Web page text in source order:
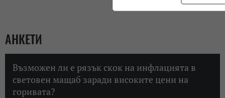
АНКЕТИ
Възможен ли е рязък скок на инфлацията в
световен мащаб заради високите цени на
горивата?